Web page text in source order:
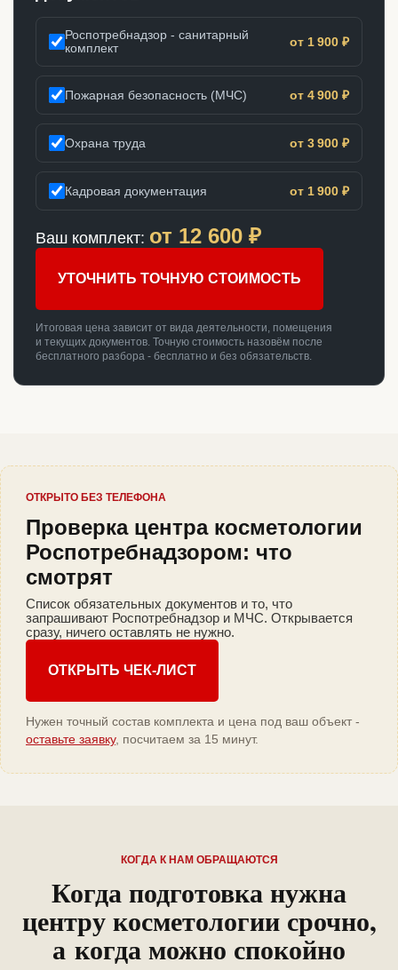
Роспотребнадзор - санитарный
комплект
от 1 900 ₽
Пожарная безопасность (МЧС) от 4 900 ₽
Охрана труда от 3 900 ₽
Кадровая документация от 1 900 ₽
Ваш комплект: от 12 600 ₽
УТОЧНИТЬ ТОЧНУЮ СТОИМОСТЬ
Итоговая цена зависит от вида деятельности, помещения
и текущих документов. Точную стоимость назовём после
бесплатного разбора - бесплатно и без обязательств.
ОТКРЫТО БЕЗ ТЕЛЕФОНА
Проверка центра косметологии
Роспотребнадзором: что
смотрят
Список обязательных документов и то, что
запрашивают Роспотребнадзор и МЧС. Открывается
сразу, ничего оставлять не нужно.
ОТКРЫТЬ ЧЕК-ЛИСТ
Нужен точный состав комплекта и цена под ваш объект -
оставьте заявку, посчитаем за 15 минут.
КОГДА К НАМ ОБРАЩАЮТСЯ
Когда подготовка нужна
центру косметологии срочно,
а когда можно спокойно